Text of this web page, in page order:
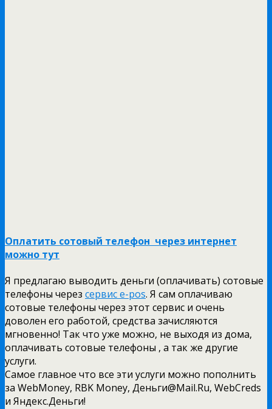
Оплатить сотовый телефон через интернет
можно тут
Я предлагаю выводить деньги (оплачивать) сотовые
телефоны через сервис e-pos. Я сам оплачиваю
сотовые телефоны через этот сервис и очень
доволен его работой, средства зачисляются
мгновенно! Так что уже можно, не выходя из дома,
оплачивать сотовые телефоны , а так же другие
услуги.
Самое главное что все эти услуги можно пополнить
за WebMoney, RBK Money, Деньги@Mail.Ru, WebCreds
и Яндекс.Деньги!